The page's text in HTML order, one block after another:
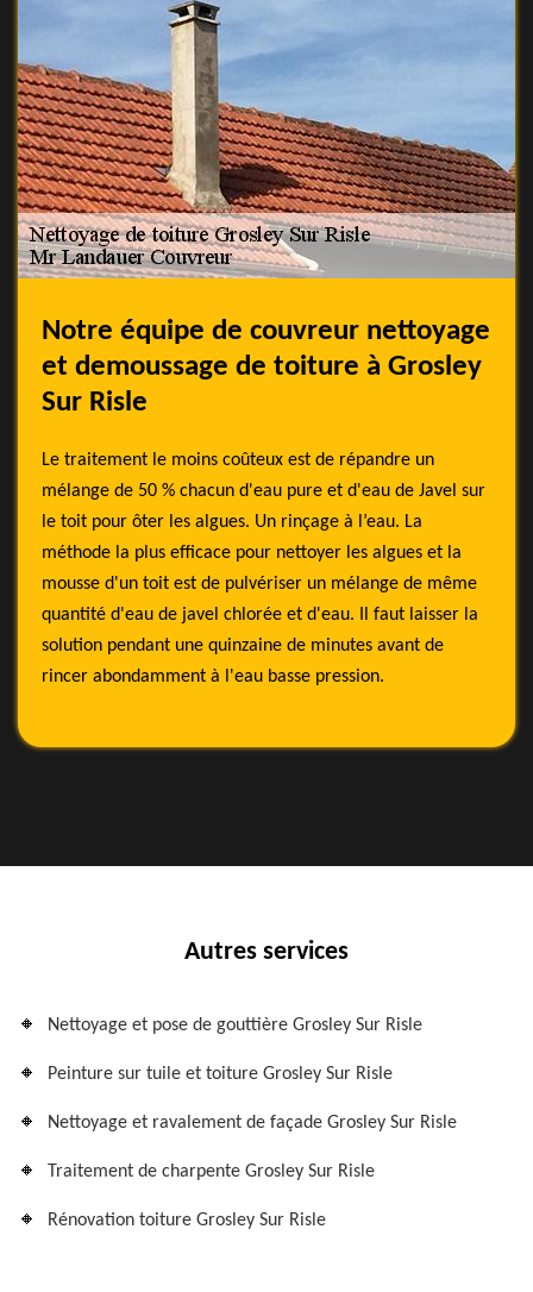
Notre équipe de couvreur nettoyage
et demoussage de toiture à Grosley
Sur Risle
Le traitement le moins coûteux est de répandre un
mélange de 50 % chacun d'eau pure et d'eau de Javel sur
le toit pour ôter les algues. Un rinçage à l’eau. La
méthode la plus efficace pour nettoyer les algues et la
mousse d'un toit est de pulvériser un mélange de même
quantité d'eau de javel chlorée et d'eau. Il faut laisser la
solution pendant une quinzaine de minutes avant de
rincer abondamment à l'eau basse pression.
Autres services
Nettoyage et pose de gouttière Grosley Sur Risle
Peinture sur tuile et toiture Grosley Sur Risle
Nettoyage et ravalement de façade Grosley Sur Risle
Traitement de charpente Grosley Sur Risle
Rénovation toiture Grosley Sur Risle